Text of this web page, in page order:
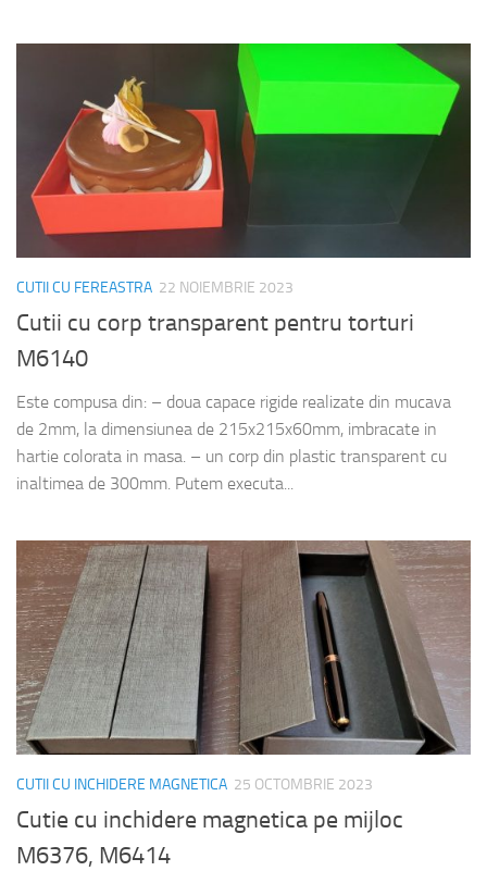
CUTII CU FEREASTRA 22 NOIEMBRIE 2023
Cutii cu corp transparent pentru torturi
M6140
Este compusa din: – doua capace rigide realizate din mucava
de 2mm, la dimensiunea de 215x215x60mm, imbracate in
hartie colorata in masa. – un corp din plastic transparent cu
inaltimea de 300mm. Putem executa...
CUTII CU INCHIDERE MAGNETICA 25 OCTOMBRIE 2023
Cutie cu inchidere magnetica pe mijloc
M6376, M6414